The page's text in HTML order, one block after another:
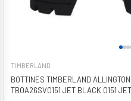
TIMBERLAND
BOTTINES TIMBERLAND
TB0A26SV0151 JET BLACK 0151